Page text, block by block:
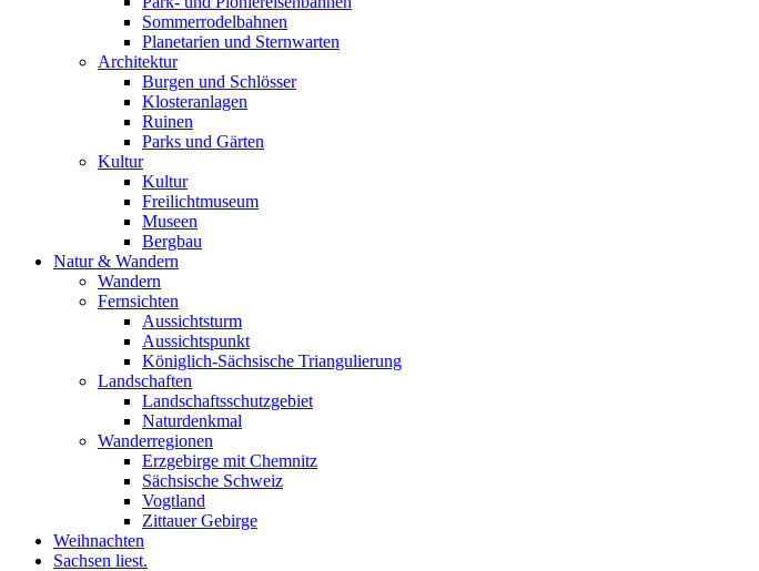
Sommerrodelbahnen
Planetarien und Sternwarten
Architektur
Burgen und Schlösser
Klosteranlagen
Ruinen
Parks und Gärten
Kultur
Kultur
Freilichtmuseum
Museen
Bergbau
Natur & Wandern
Wandern
Fernsichten
Aussichtsturm
Aussichtspunkt
Königlich-Sächsische Triangulierung
Landschaften
Landschaftsschutzgebiet
Naturdenkmal
Wanderregionen
Erzgebirge mit Chemnitz
Sächsische Schweiz
Vogtland
Zittauer Gebirge
Weihnachten
Sachsen liest.